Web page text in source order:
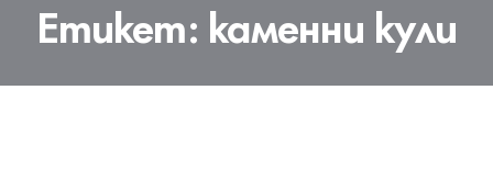
Етикет: каменни кули